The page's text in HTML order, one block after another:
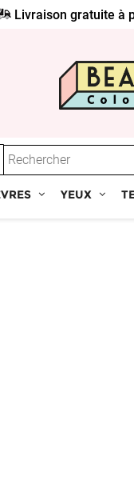
Livraison gratuite à
YEUX